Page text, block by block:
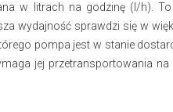
w litrach na godzinę (l/h).
wydajność sprawdzi się w
pompa jest w stanie
jej przetransportowania na